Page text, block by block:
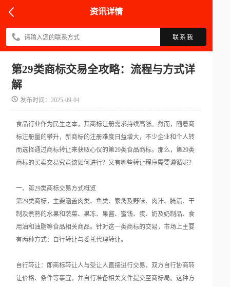
资讯详情
联系我
第29类商标交易全攻略：流程与方式详
解
发布时间：2025-09-04
食品行业作为民生之本，其商标注册需求持续高涨。然而，随着商
标注册量的攀升，新商标的注册难度日益增大，不少企业和个人转
而选择通过商标转让来获取心仪的第29类食品商标。那么，第29类
商标的买卖交易究竟该如何进行？又有哪些转让程序需要遵循呢？
一、第29类商标交易方式概览
第29类商标，主要涵盖肉类、鱼类、家禽及野味、肉汁、腌渍、干
制及煮熟的水果和蔬菜、果冻、果酱、蜜饯、蛋、奶及奶制品、食
用油和油脂等食品相关商品。针对这一类商标的交易，市场上主要
有两种方式：自行转让与委托代理转让。
自行转让：即商标转让人与受让人直接进行交易，双方自行协商转
让价格、条件等事宜，并自行准备相关文件提交至商标局。这种方